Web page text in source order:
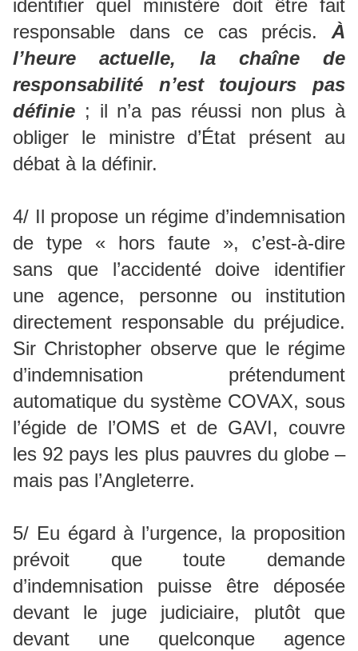
identifier quel ministère doit être fait
responsable dans ce cas précis.À
l’heure actuelle, la chaîne de
responsabilité n’est toujours pas
définie ; il n’a pas réussi non plus à
obliger le ministre d’État présent au
débat à la définir.
4/ Il propose un régime d’indemnisation
de type « hors faute », c’est-à-dire
sans que l’accidenté doive identifier
une agence, personne ou institution
directement responsable du préjudice.
Sir Christopher observe que le régime
d’indemnisation prétendument
automatique du système COVAX, sous
l’égide de l’OMS et de GAVI, couvre
les 92 pays les plus pauvres du globe –
mais pas l’Angleterre.
5/ Eu égard à l’urgence, la proposition
prévoit que toute demande
d’indemnisation puisse être déposée
devant le juge judiciaire, plutôt que
devant une quelconque agence